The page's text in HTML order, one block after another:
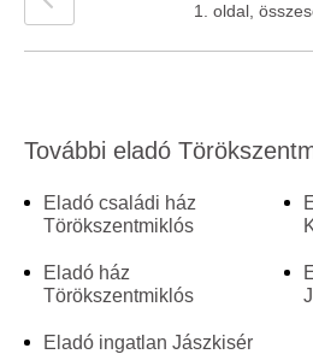
1. oldal,
További eladó
Eladó családi ház
Törökszentmiklós
Eladó ház
Törökszentmiklós
Eladó ingatlan Jászkisér